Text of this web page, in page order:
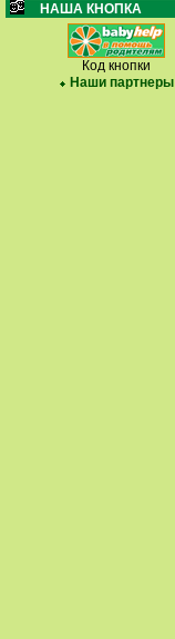
НАША КНОПКА
Код кнопки
Наши партнеры